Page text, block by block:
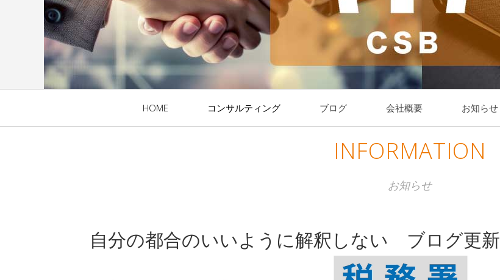
HOME コンサルティング ブログ 会社概要 お知らせ
INFORMATION
お知らせ
自分の都合のいいように解釈しない ブログ更新